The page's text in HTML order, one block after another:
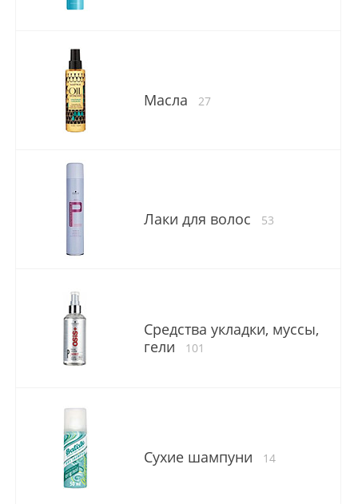
Масла 27
Лаки для волос 53
Средства укладки, муссы,
гели
101
Сухие шампуни 14